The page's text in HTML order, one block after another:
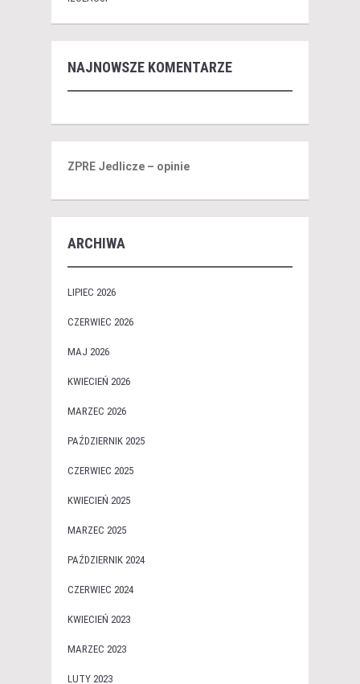
NAJNOWSZE KOMENTARZE
ZPRE Jedlicze – opinie
ARCHIWA
LIPIEC 2026
CZERWIEC 2026
MAJ 2026
KWIECIEŃ 2026
MARZEC 2026
PAŹDZIERNIK 2025
CZERWIEC 2025
KWIECIEŃ 2025
MARZEC 2025
PAŹDZIERNIK 2024
CZERWIEC 2024
KWIECIEŃ 2023
MARZEC 2023
LUTY 2023